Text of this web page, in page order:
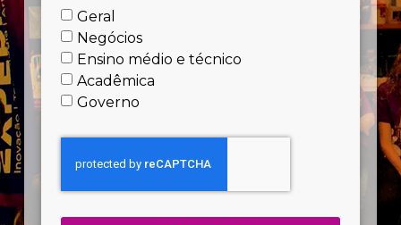
Geral
Negócios
Ensino médio e técnico
Acadêmica
Governo